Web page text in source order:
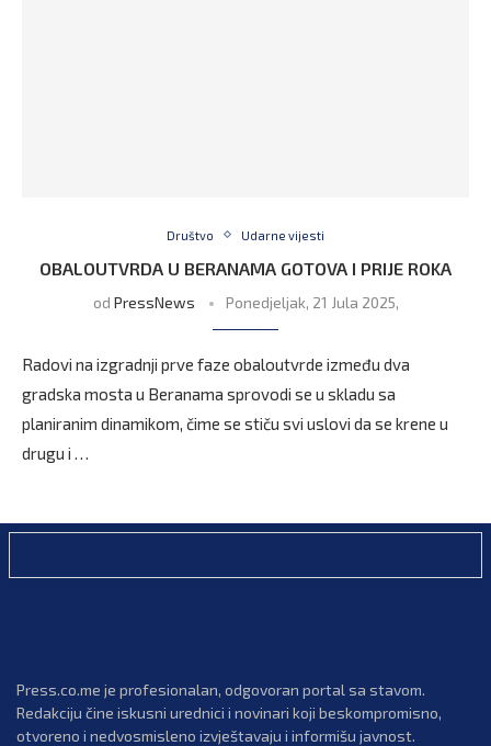
Društvo Udarne vijesti
OBALOUTVRDA U BERANAMA GOTOVA I PRIJE ROKA
od PressNews Ponedjeljak, 21 Jula 2025,
Radovi na izgradnji prve faze obaloutvrde između dva
gradska mosta u Beranama sprovodi se u skladu sa
planiranim dinamikom, čime se stiču svi uslovi da se krene u
drugu i …
Press.co.me je profesionalan, odgovoran portal sa stavom.
Redakciju čine iskusni urednici i novinari koji beskompromisno,
otvoreno i nedvosmisleno izvještavaju i informišu javnost.